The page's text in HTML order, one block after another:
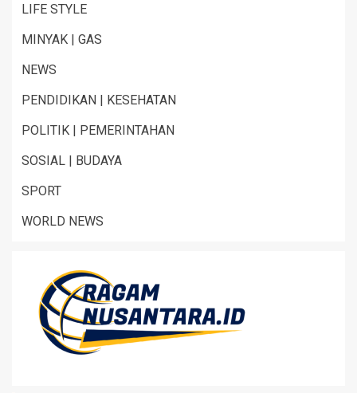
LIFE STYLE
MINYAK | GAS
NEWS
PENDIDIKAN | KESEHATAN
POLITIK | PEMERINTAHAN
SOSIAL | BUDAYA
SPORT
WORLD NEWS